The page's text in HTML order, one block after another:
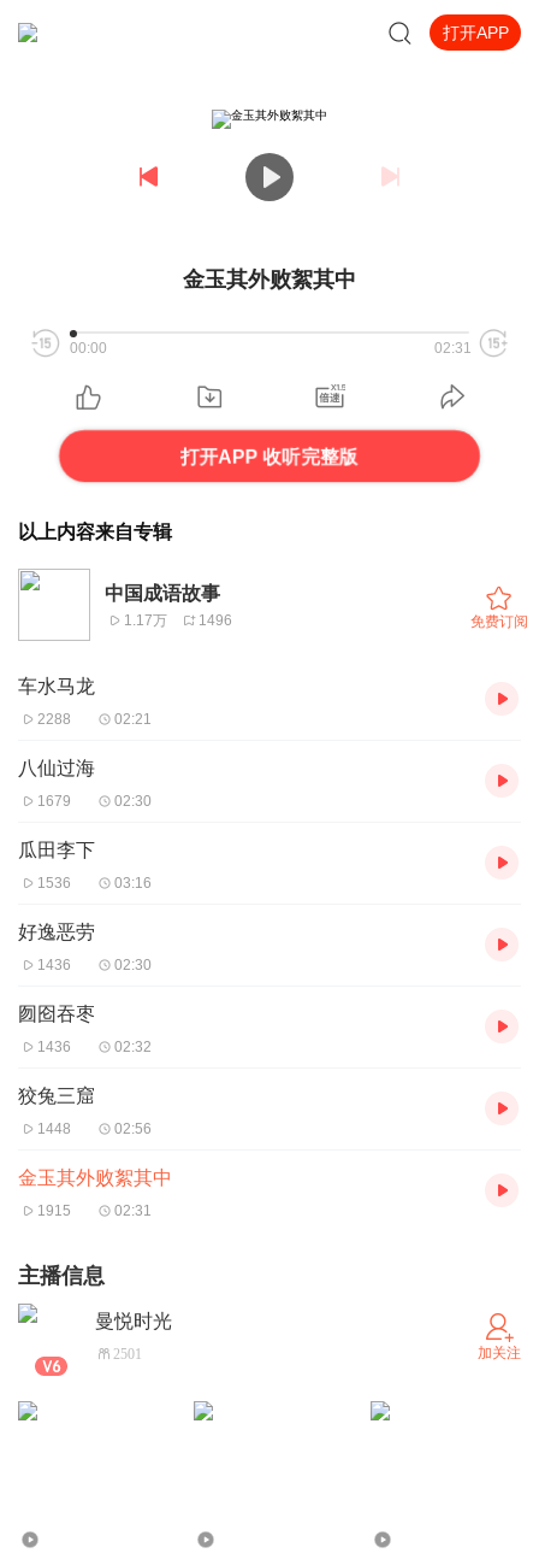
打开APP
金玉其外败絮其中
00:00 02:31
打开APP 收听完整版
以上内容来自专辑
中国成语故事
1.17万 1496 免费订阅
车水马龙
2288 02:21
八仙过海
1679 02:30
瓜田李下
1536 03:16
好逸恶劳
1436 02:30
囫囵吞枣
1436 02:32
狡兔三窟
1448 02:56
金玉其外败絮其中
1915 02:31
主播信息
曼悦时光
2501 加关注